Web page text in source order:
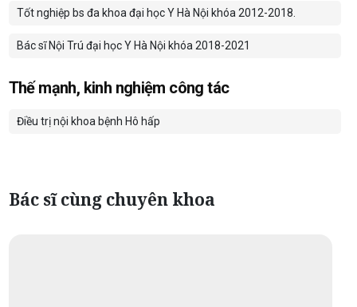
Tốt nghiệp bs đa khoa đại học Y Hà Nội khóa 2012-2018.
Bác sĩ Nội Trú đại học Y Hà Nội khóa 2018-2021
Thế mạnh, kinh nghiệm công tác
Điều trị nội khoa bệnh Hô hấp
Bác sĩ cùng chuyên khoa